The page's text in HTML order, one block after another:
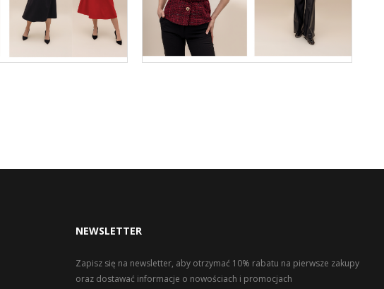
NEWSLETTER
Zapisz się na newsletter, aby otrzymać 10% rabatu na pierwsze zakupy
oraz dostawać informacje o nowościach i promocjach